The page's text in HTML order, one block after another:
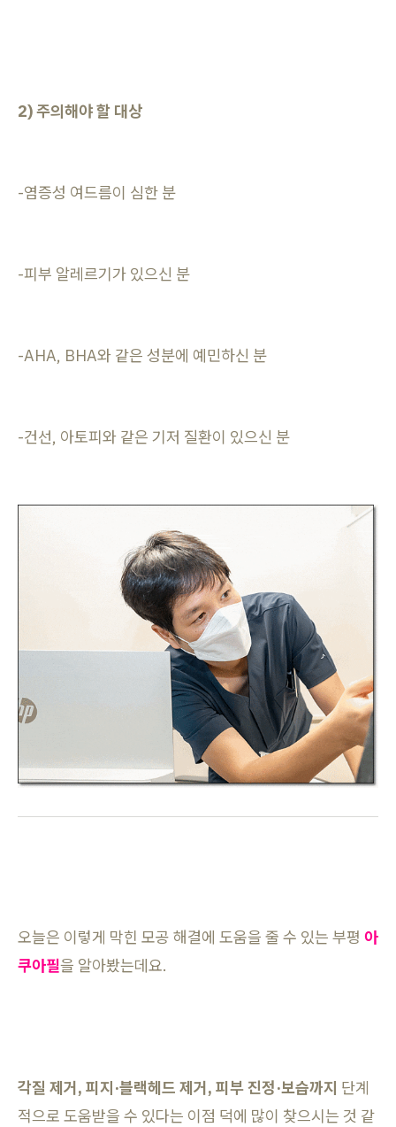
2) 주의해야 할 대상
-염증성 여드름이 심한 분
-피부 알레르기가 있으신 분
-AHA, BHA와 같은 성분에 예민하신 분
-건선, 아토피와 같은 기저 질환이 있으신 분
오늘은 이렇게 막힌 모공 해결에 도움을 줄 수 있는 부평 아
쿠아필을 알아봤는데요.
각질 제거, 피지·블랙헤드 제거, 피부 진정·보습까지 단계
적으로 도움받을 수 있다는 이점 덕에 많이 찾으시는 것 같